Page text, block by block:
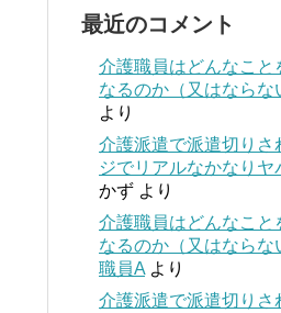
最近のコメント
介護職員はどんなこと
なるのか（又はならな
より
介護派遣で派遣切りさ
ジでリアルなかなりヤ
かず より
介護職員はどんなこと
なるのか（又はならな
職員A より
介護派遣で派遣切りさ